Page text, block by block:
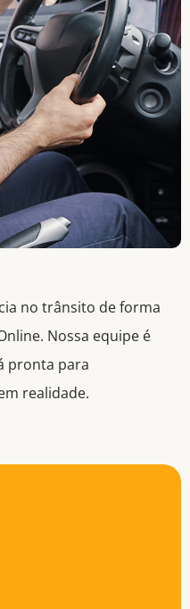
de
no trânsito de forma
Nossa equipe é
pronta para
realidade.